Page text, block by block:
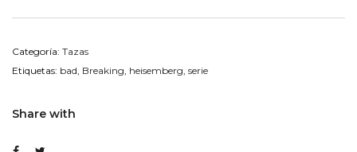
Categoría: Tazas
Etiquetas: bad, Breaking, heisemberg, serie
Share with